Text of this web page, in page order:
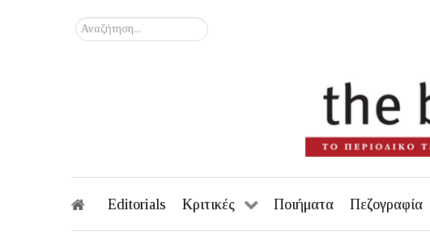
Αναζήτηση...
Editorials Κριτικές Ποιήματα Πεζογραφία